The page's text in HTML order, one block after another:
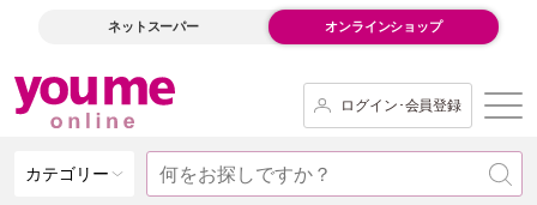
ネットスーパー オンラインショップ
ログイン･会員登録
カテゴリー